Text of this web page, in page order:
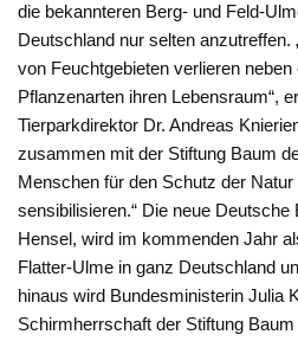
die bekannteren Berg- und Feld-
Deutschland nur selten anzutreffen.
von Feuchtgebieten verlieren
Pflanzenarten ihren Lebensraum“,
Tierparkdirektor Dr. Andreas
zusammen mit der Stiftung Baum
Menschen für den Schutz der
sensibilisieren.“ Die neue
Hensel, wird im kommenden Jahr
Flatter-Ulme in ganz Deutschland
hinaus wird Bundesministerin Julia
Schirmherrschaft der Stiftung